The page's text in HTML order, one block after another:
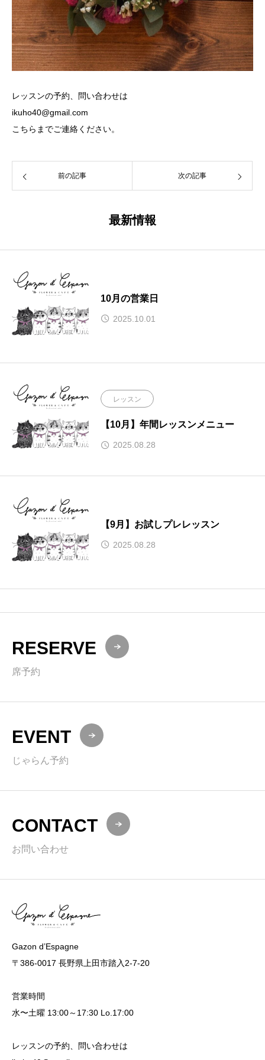
レッスンの予約、問い合わせは
ikuho40@gmail.com
こちらまでご連絡ください。
前の記事 次の記事
最新情報
10月の営業日
2025.10.01
レッスン
【10月】年間レッスンメニュー
2025.08.28
【9月】お試しプレレッスン
2025.08.28
RESERVE
席予約
EVENT
じゃらん予約
CONTACT
お問い合わせ
Gazon d’Espagne
〒386-0017 長野県上田市踏入2-7-20
営業時間
水〜土曜 13:00～17:30 Lo.17:00
レッスンの予約、問い合わせは